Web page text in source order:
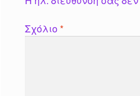
Σχόλιο*